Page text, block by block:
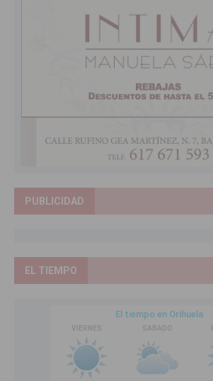
PUBLICIDAD
EL TIEMPO